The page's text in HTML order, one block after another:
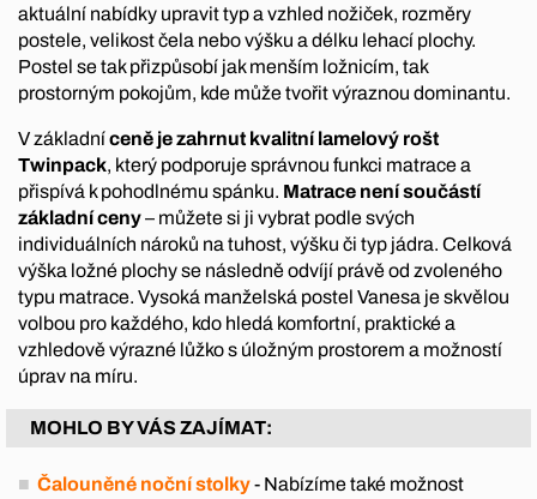
aktuální nabídky upravit typ a vzhled nožiček, rozměry
postele, velikost čela nebo výšku a délku lehací plochy.
Postel se tak přizpůsobí jak menším ložnicím, tak
prostorným pokojům, kde může tvořit výraznou dominantu.
V základníceně je zahrnut kvalitní lamelový rošt
Twinpack, který podporuje správnou funkci matrace a
přispívá k pohodlnému spánku. Matrace není součástí
základní ceny– můžete si ji vybrat podle svých
individuálních nároků na tuhost, výšku či typ jádra. Celková
výška ložné plochy se následně odvíjí právě od zvoleného
typu matrace. Vysoká manželská postel Vanesa je skvělou
volbou pro každého, kdo hledá komfortní, praktické a
vzhledově výrazné lůžko s úložným prostorem a možností
úprav na míru.
MOHLO BY VÁS ZAJÍMAT:
Čalouněné noční stolky- Nabízíme také možnost